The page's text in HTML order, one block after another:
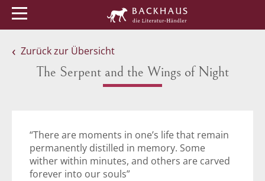
Zurück zur Übersicht
The Serpent and the Wings of Night
“There are moments in one’s life that remain
permanently distilled in memory. Some
wither within minutes, and others are carved
forever into our souls”